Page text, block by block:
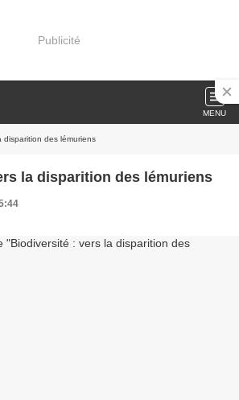
Publicité
MENU
disparition des lémuriens
la disparition des lémuriens